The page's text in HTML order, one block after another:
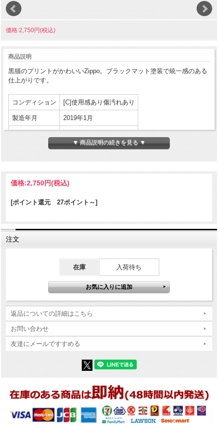
価格:2,750円(税込)
商品説明
黒猫のプリントがかわいいZippo。ブラックマット塗装で統一感のある
仕上がりです。
コンディション [C]使用感あり傷汚れあり
製造年月 2019年1月
製造国 アメリカ合衆国
発売国 アメリカ合衆国
説明書等:なし
年・月は、一致しない場合がございます。ストックを利用する関係上
ずれが生じます(場合によっては数年)。
※当店では真贋確認の上、簡易クリーニング、フリントの発火ができ
写真やコンディション説明をご確認の上ご購入ください。
▼ 商品説明の続きを見る ▼
価格:2,750円(税込)
[ポイント還元 27ポイント～]
注文
在庫 入荷待ち
返品についての詳細はこちら
お問い合わせ
友達にメールですすめる